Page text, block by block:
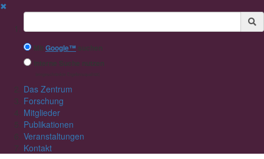
✖
Suchbegriff
Mit Google™ suchen
Interne Suche nutzen
Das Zentrum
Forschung
Mitglieder
Publikationen
Veranstaltungen
Kontakt